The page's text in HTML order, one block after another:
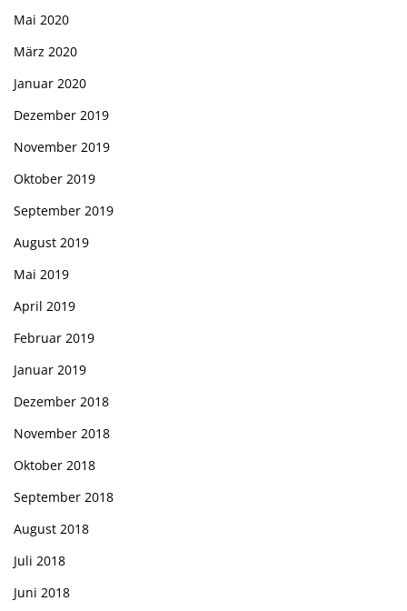
Mai 2020
März 2020
Januar 2020
Dezember 2019
November 2019
Oktober 2019
September 2019
August 2019
Mai 2019
April 2019
Februar 2019
Januar 2019
Dezember 2018
November 2018
Oktober 2018
September 2018
August 2018
Juli 2018
Juni 2018